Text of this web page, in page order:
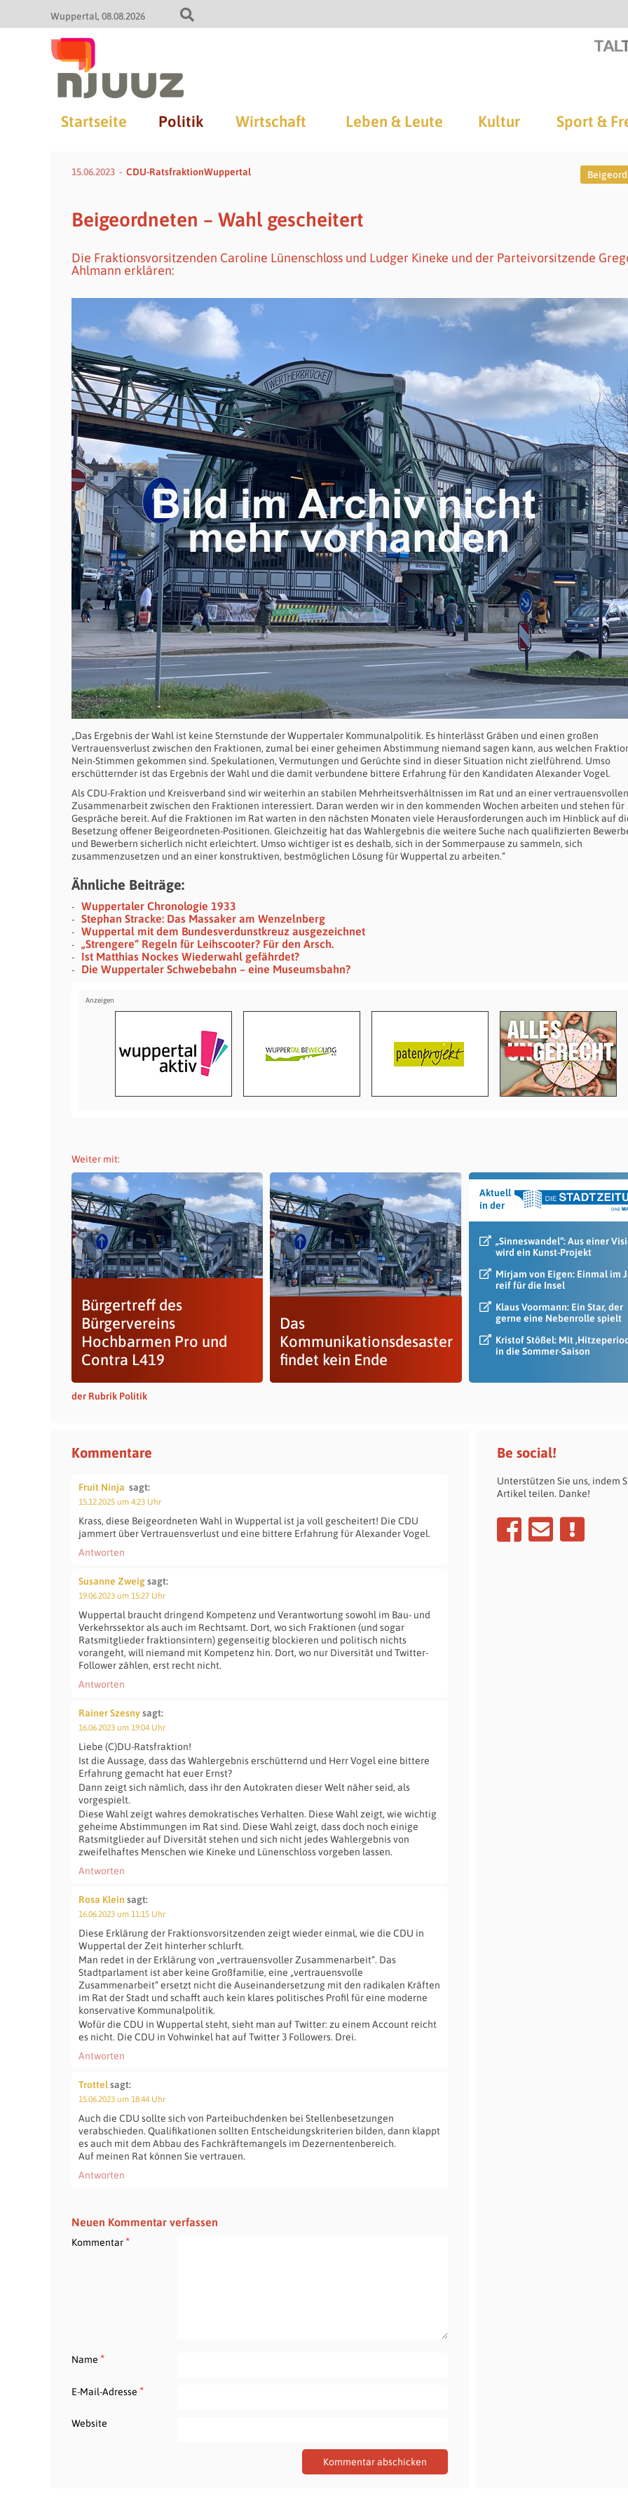
Wuppertal 08.08.2026
Startseite Politik Wirtschaft Leben & Leute Kultur Sport &
15.06.2023 CDU-RatsfraktionWuppertal
Beigeordneten – Wahl gescheitert
Die Fraktionsvorsitzenden Caroline Lünenschloss und Ludger Kineke und der Parteivorsitzende
Ahlmann erklären:
„Das Ergebnis der Wahl ist keine Sternstunde der Wuppertaler Kommunalpolitik. Es hinterlässt Gräben und einen großen
Vertrauensverlust zwischen den Fraktionen, zumal bei einer geheimen Abstimmung niemand sagen kann, aus welchen
Nein-Stimmen gekommen sind. Spekulationen, Vermutungen und Gerüchte sind in dieser Situation nicht zielführend. Umso
erschütternder ist das Ergebnis der Wahl und die damit verbundene bittere Erfahrung für den Kandidaten Alexander Vogel.
Als CDU-Fraktion und Kreisverband sind wir weiterhin an stabilen Mehrheitsverhältnissen im Rat und an einer vertrauensvollen
Zusammenarbeit zwischen den Fraktionen interessiert. Daran werden wir in den kommenden Wochen arbeiten und stehen für
Gespräche bereit. Auf die Fraktionen im Rat warten in den nächsten Monaten viele Herausforderungen auch im Hinblick auf
Besetzung offener Beigeordneten-Positionen. Gleichzeitig hat das Wahlergebnis die weitere Suche nach qualifizierten
und Bewerbern sicherlich nicht erleichtert. Umso wichtiger ist es deshalb, sich in der Sommerpause zu sammeln, sich
zusammenzusetzen und an einer konstruktiven, bestmöglichen Lösung für Wuppertal zu arbeiten.“
Ähnliche Beiträge:
Wuppertaler Chronologie 1933
Stephan Stracke: Das Massaker am Wenzelnberg
Wuppertal mit dem Bundesverdunstkreuz ausgezeichnet
„Strengere“ Regeln für Leihscooter? Für den Arsch.
Ist Matthias Nockes Wiederwahl gefährdet?
Die Wuppertaler Schwebebahn – eine Museumsbahn?
Weiter mit:
Bürgertreff des
Bürgervereins
Hochbarmen Pro und
Contra L419
Das
Kommunikationsdesaster
findet kein Ende
Aktuell
in der
„Sinneswandel“: Aus einer
wird ein Kunst-Projekt
Mirjam von Eigen: Einmal im
reif für die Insel
Klaus Voormann: Ein Star, der
gerne eine Nebenrolle spielt
Kristof Stößel: Mit
in die Sommer-Saison
der Rubrik Politik
Kommentare
Fruit Ninja sagt:
15.12.2025 um 4:23 Uhr
Krass, diese Beigeordneten Wahl in Wuppertal ist ja voll gescheitert! Die CDU
jammert über Vertrauensverlust und eine bittere Erfahrung für Alexander Vogel.
Antworten
Susanne Zweigsagt:
19.06.2023 um 15:27 Uhr
Wuppertal braucht dringend Kompetenz und Verantwortung sowohl im Bau- und
Verkehrssektor als auch im Rechtsamt. Dort, wo sich Fraktionen (und sogar
Ratsmitglieder fraktionsintern) gegenseitig blockieren und politisch nichts
vorangeht, will niemand mit Kompetenz hin. Dort, wo nur Diversität und Twitter-
Follower zählen, erst recht nicht.
Antworten
Rainer Szesnysagt:
16.06.2023 um 19:04 Uhr
Liebe (C)DU-Ratsfraktion!
Ist die Aussage, dass das Wahlergebnis erschütternd und Herr Vogel eine bittere
Erfahrung gemacht hat euer Ernst?
Dann zeigt sich nämlich, dass ihr den Autokraten dieser Welt näher seid, als
vorgespielt.
Diese Wahl zeigt wahres demokratisches Verhalten. Diese Wahl zeigt, wie wichtig
geheime Abstimmungen im Rat sind. Diese Wahl zeigt, dass doch noch einige
Ratsmitglieder auf Diversität stehen und sich nicht jedes Wahlergebnis von
zweifelhaftes Menschen wie Kineke und Lünenschloss vorgeben lassen.
Antworten
Rosa Klein sagt:
16.06.2023 um 11:15 Uhr
Diese Erklärung der Fraktionsvorsitzenden zeigt wieder einmal, wie die CDU in
Wuppertal der Zeit hinterher schlurft.
Man redet in der Erklärung von „vertrauensvoller Zusammenarbeit“. Das
Stadtparlament ist aber keine Großfamilie, eine „vertrauensvolle
Zusammenarbeit“ ersetzt nicht die Auseinandersetzung mit den radikalen Kräften
im Rat der Stadt und schafft auch kein klares politisches Profil für eine moderne
konservative Kommunalpolitik.
Wofür die CDU in Wuppertal steht, sieht man auf Twitter: zu einem Account reicht
es nicht. Die CDU in Vohwinkel hat auf Twitter 3 Followers. Drei.
Antworten
Trottelsagt:
15.06.2023 um 18:44 Uhr
Auch die CDU sollte sich von Parteibuchdenken bei Stellenbesetzungen
verabschieden. Qualifikationen sollten Entscheidungskriterien bilden, dann klappt
es auch mit dem Abbau des Fachkräftemangels im Dezernentenbereich.
Auf meinen Rat können Sie vertrauen.
Antworten
Neuen Kommentar verfassen
Kommentar*
Name *
E-Mail-Adresse *
Website
Be social!
Unterstützen Sie uns, indem
Artikel teilen. Danke!